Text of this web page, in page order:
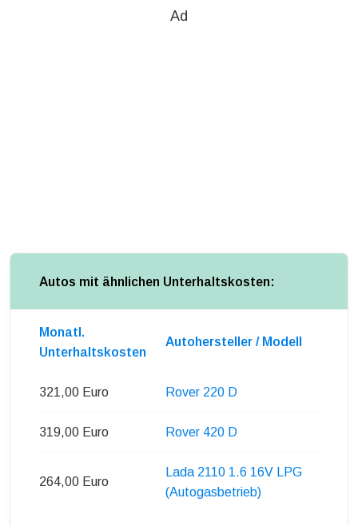
Ad
Autos mit ähnlichen Unterhaltskosten:
Monatl.
Unterhaltskosten
Autohersteller / Modell
321,00 Euro Rover 220 D
319,00 Euro Rover 420 D
264,00 Euro
Lada 2110 1.6 16V LPG
(Autogasbetrieb)